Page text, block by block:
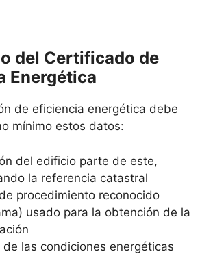
del Certificado de
Energética
de eficiencia energética debe
mínimo estos datos:
del edificio parte de este,
la referencia catastral
procedimiento reconocido
usado para la obtención de la
de las condiciones energéticas